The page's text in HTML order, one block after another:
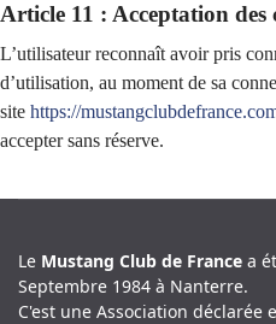
Article 11 : Acceptation
L’utilisateur reconnaît avoir pris
d’utilisation, au moment de sa
site https://
accepter sans réserve.
Le Mustang Club de France a
Septembre 1984 à Nanterre.
C'est une Association